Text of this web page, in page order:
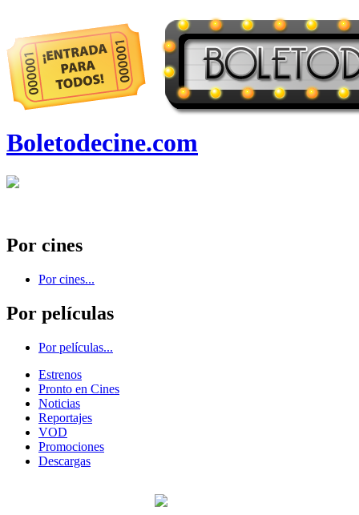
Boletodecine.com
Por cines
Por cines...
Por películas
Por películas...
Estrenos
Pronto en Cines
Noticias
Reportajes
VOD
Promociones
Descargas